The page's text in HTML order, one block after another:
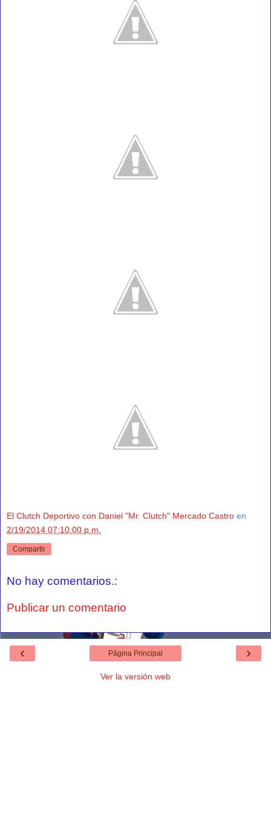
El Clutch Deportivo con Daniel "Mr. Clutch" Mercado Castro en
2/19/2014 07:10:00 p.m.
Compartir
No hay comentarios.:
Publicar un comentario
‹ ›
Página Principal
Ver la versión web